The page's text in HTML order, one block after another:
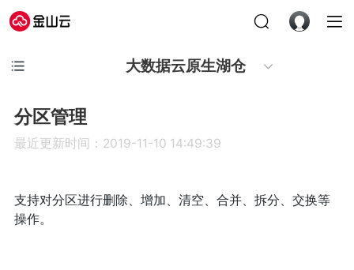
大数据云原生湖仓
分区管理
最近更新时间：2019-11-10 14:49:39
支持对分区进行删除、增加、清空、合并、拆分、交换等
操作。